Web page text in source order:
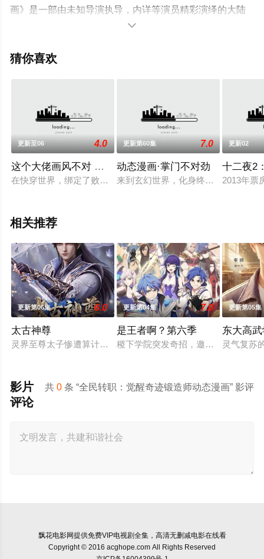
画》是一部由未知导演执导，内详等演员精彩演绎的大陆
动漫，大结局剧情已揭晓（全50集），手机免费观看高清
步至豆瓣动漫、电视猫或剧情网等平台了解。

猜你喜欢
更新至06 4.0
这个大佬画风不对 动态漫画 第一季
在快穿世界，绑定了败家系统，任务花钱虐渣打脸就算了，还
更新第60集 7.0
动态漫画·掌门不对劲
来到玄幻世界，化身终极大反派，恶
更新02
十二夜2
2013年票
相关推荐
更新第06集 6.0
太古神尊
灵界至尊太子惨遭算计身死，重生跌落凡尘沦为底层杂役！身
更新第04集 7.0
是王者啊？第六季
稷下学院突发奇招，邀优秀毕业生返
更新第05集
东大高
灵气复苏
共0 条 “全民转职：觉醒奇迹锻造师动态漫画” 影评
影片
评论
飘花电影网提供免费VIP电视剧全集，高清无删减电影在线看
Copyright © 2016 acghope.com All Rights Reserved